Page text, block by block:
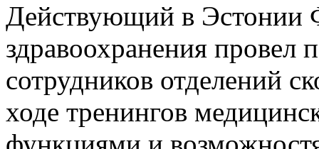
Действующий в Эстонии
здравоохранения провел
сотрудников отделений
ходе тренингов